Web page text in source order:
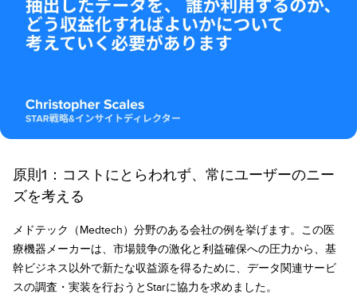
原則1：コストにとらわれず、常にユーザーのニー
ズを考える
メドテック（Medtech）分野のある会社の例を挙げます。この医
療機器メーカーは、市場競争の激化と利益確保への圧力から、基
幹ビジネス以外で新たな収益源を得るために、データ関連サービ
スの調査・実装を行おうとStarに協力を求めました。